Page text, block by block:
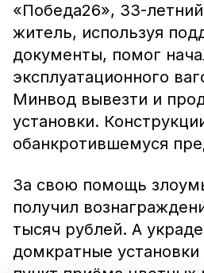
«Победа26», 33-
житель, используя
документы, помог
эксплуатационного
Минвод вывезти и
установки.
обанкротившемуся
За свою помощь
получил
тысяч рублей. А
домкратные